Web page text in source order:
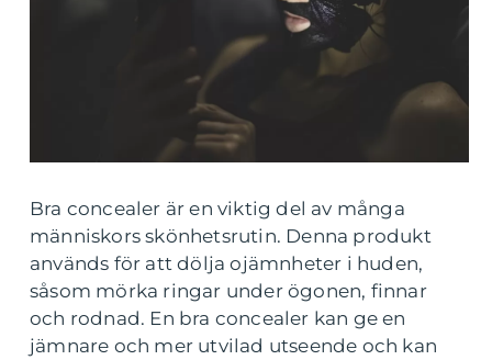
Bra concealer är en viktig del av många
människors skönhetsrutin. Denna produkt
används för att dölja ojämnheter i huden,
såsom mörka ringar under ögonen, finnar
och rodnad. En bra concealer kan ge en
jämnare och mer utvilad utseende och kan